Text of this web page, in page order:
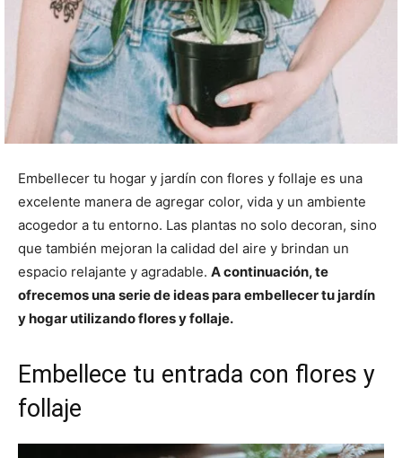
Embellecer tu hogar y jardín con flores y follaje es una
excelente manera de agregar color, vida y un ambiente
acogedor a tu entorno. Las plantas no solo decoran, sino
que también mejoran la calidad del aire y brindan un
espacio relajante y agradable. A continuación, te
ofrecemos una serie de ideas para embellecer tu jardín
y hogar utilizando flores y follaje.
Embellece tu entrada con flores y
follaje